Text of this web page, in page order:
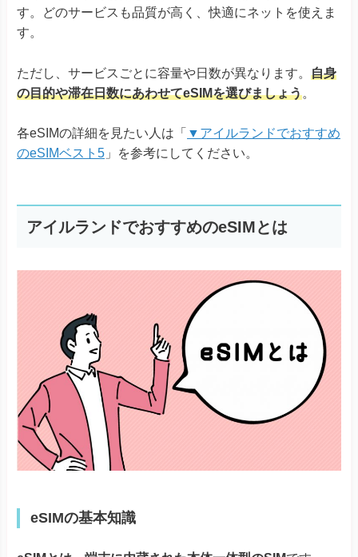
す。どのサービスも品質が高く、快適にネットを使えま
す。
ただし、サービスごとに容量や日数が異なります。 自身
の目的や滞在日数にあわせてeSIMを選びましょう。
各eSIMの詳細を見たい人は「 ▼アイルランドでおすすめ
のeSIMベスト5 」を参考にしてください。
アイルランドでおすすめのeSIMとは
eSIMの基本知識